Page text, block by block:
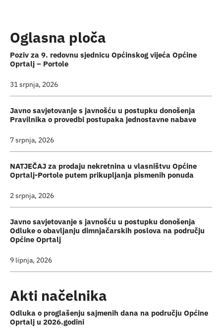
Oglasna ploča
Poziv za 9. redovnu sjednicu Općinskog vijeća Općine
Oprtalj – Portole
31 srpnja, 2026
Javno savjetovanje s javnošću u postupku donošenja
Pravilnika o provedbi postupaka jednostavne nabave
7 srpnja, 2026
NATJEČAJ za prodaju nekretnina u vlasništvu Općine
Oprtalj-Portole putem prikupljanja pismenih ponuda
2 srpnja, 2026
Javno savjetovanje s javnošću u postupku donošenja
Odluke o obavljanju dimnjačarskih poslova na području
Općine Oprtalj
9 lipnja, 2026
Akti načelnika
Odluka o proglašenju sajmenih dana na području Općine
Oprtalj u 2026.godini